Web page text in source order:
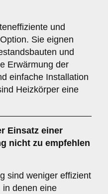
und
Sie eignen
und
Erwärmung der
einfache Installation
Heizkörper eine
Einsatz einer
nicht zu empfehlen
sind weniger effizient
in denen eine